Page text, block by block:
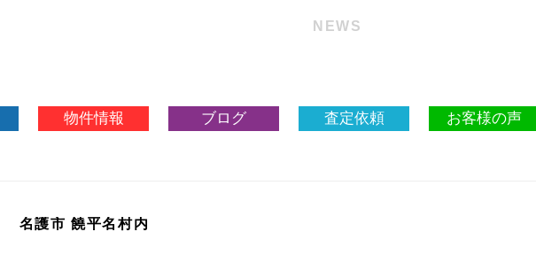
NEWS
物件情報 ブログ 査定依頼 お客様の声
名護市 饒平名村内